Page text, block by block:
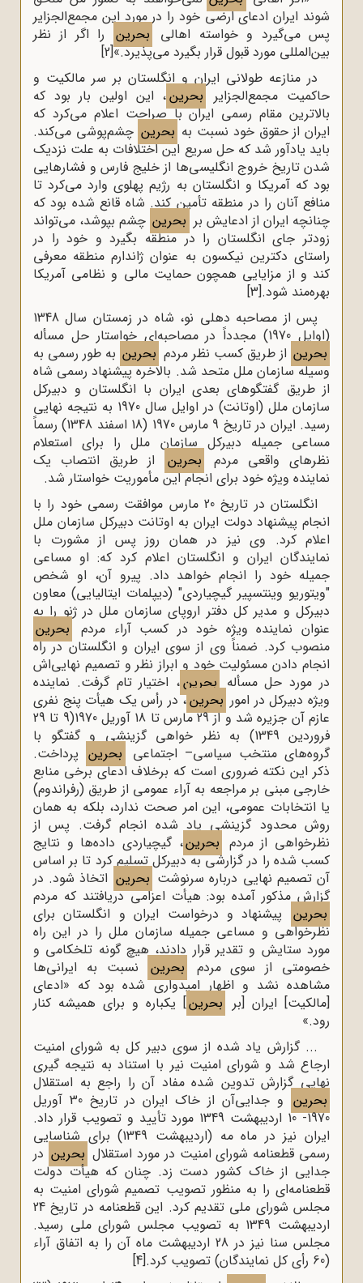
شوند ایران ادعای ارضی خود را در مورد این مجمع‌الجزایر
پس می‌گیرد و خواسته‌ اهالی بحرین را اگر از نظر
بین‌المللی مورد قبول قرار بگیرد می‌پذیرد.»[2]
در منازعه طولانی ایران و انگلستان بر سر مالکیت و
حاکمیت مجمع‌الجزایر بحرین، این اولین بار بود که
بالاترین مقام رسمی ایران با صراحت اعلام می‌کرد که
ایران از حقوق خود نسبت به بحرین چشم‌پوشی می‌کند.
باید یادآور شد که حل سریع این اختلافات به علت نزدیک
شدن تاریخ خروج انگلیسی‌ها از خلیج فارس و فشارهایی
بود که آمریکا و انگلستان به رژیم پهلوی وارد می‌کرد تا
منافع آنان را در منطقه تأمین کند. شاه قانع شده بود که
چنانچه ایران از ادعایش بر بحرین چشم بپوشد، می‌تواند
زودتر جای انگلستان را در منطقه بگیرد و خود را در
راستای دکترین نیکسون به عنوان ژاندارم منطقه معرفی
کند و از مزایایی همچون حمایت مالی و نظامی آمریکا
بهره‌مند شود.[3]
پس از مصاحبه دهلی نو‌،‌ شاه در زمستان سال 1348
(‌اوایل 1970) مجدداً در مصاحبه‌ای خواستار حل مسأله
بحرین از طریق کسب نظر مردم بحرین به طور رسمی به
وسیله سازمان ملل متحد شد. بالاخره پیشنهاد رسمی شاه
از طریق گفتگوهای بعدی ایران با انگلستان و دبیرکل
سازمان ملل (‌اوتانت) ‌در اوایل سال 1970 به نتیجه نهایی
رسید. ایران در تاریخ 9 مارس 1970 (‌18 اسفند 1348) ‌رسماً
مساعی جمیله دبیرکل سازمان ملل را برای استعلام
نظرهای واقعی مردم
بحرین
از طریق انتصاب یک
نماینده ویژه خود برای انجام این مأموریت خواستار شد.
انگلستان در تاریخ 20 مارس موافقت رسمی خود را با
انجام پیشنهاد دولت ایران به اوتانت دبیرکل سازمان ملل
اعلام کرد. وی نیز در همان روز پس از مشورت با
نمایندگان ایران و انگلستان اعلام کرد ‌که: او مساعی
جمیله خود را انجام خواهد داد. پیرو آن، ‌او شخص
"‌ویتوریو وینتسپیر گیچیاردی"‌ (‌دیپلمات ایتالیایی)‌ معاون
دبیرکل و مدیر کل دفتر اروپای سازمان ملل در ژنو را به
عنوان نماینده ویژه خود در کسب آراء‌ مردم بحرین
منصوب کرد. ضمناً وی از سوی ایران و انگلستان در راه
انجام دادن مسئولیت خود و ابراز نظر و تصمیم نهایی‌اش
در مورد حل مسألهبحرین،‌ اختیار تام گرفت. نماینده
ویژه دبیرکل در امور بحرین،‌ در رأس یک هیأت پنج نفری
عازم آن جزیره شد و از 29 مارس تا 18 آوریل 1970(9 تا 29
فروردین 1349) به نظر خواهی گزینشی و گفتگو با
گروه‌های منتخب سیاسی– اجتماعی بحرین پرداخت.
ذکر این نکته ضروری است که برخلاف ادعای برخی منابع
خارجی مبنی بر مراجعه به آراء‌ عمومی از طریق (‌رفراندوم)‌
یا انتخابات عمومی، ‌این امر صحت ندارد،‌ بلکه به همان
روش محدود گزینشی یاد شده انجام گرفت. پس از
نظرخواهی از مردم بحرین،‌ گیچیاردی داده‌ها و نتایج
کسب شده را در گزارشی به دبیرکل تسلیم کرد تا بر اساس
آن تصمیم نهایی درباره سرنوشت بحرین اتخاذ شود. در
گزارش مذکور آمده بود:‌ هیأت اعزامی دریافتند که مردم
بحرین پیشنهاد و درخواست ایران و انگلستان برای
نظرخواهی و مساعی جمیله سازمان ملل را در این راه
مورد ستایش و تقدیر قرار دادند،‌ هیچ گونه تلخکامی و
خصومتی از سوی مردم
بحرین
نسبت به ایرانی‌ها
مشاهده نشد و اظهار امیدواری شده بود که «‌ادعای
[مالکیت]‌ ایران [بر بحرین]‌ یکباره و برای همیشه کنار
رود.»
... گزارش یاد شده از سوی دبیر کل به شورای امنیت
ارجاع شد و شورای امنیت نیر با استناد به نتیجه گیری
نهایی گزارش تدوین شده مفاد آن را راجع به استقلال
بحرین
و جدایی‌آن از خاک ایران در تاریخ 30 آوریل
1970- 10 اردیبهشت 1349 مورد تأیید و تصویب قرار داد.
ایران نیز در ماه مه (‌اردیبهشت 1349) برای شناسایی
رسمی قطعنامه شورای امنیت در مورد استقلال بحرین در
جدایی از خاک کشور دست زد. چنان که هیأت دولت
قطعنامه‌ای را به منظور تصویب تصمیم شورای امنیت به
مجلس شورای ملی تقدیم کرد. این قطعنامه در تاریخ 24
اردیبهشت 1349 به تصویب مجلس شورای ملی رسید.
مجلس سنا نیز در 28 اردیبهشت ماه آن را به اتفاق آراء
(60 رأی کل نمایندگان) تصویب کرد.
[4]